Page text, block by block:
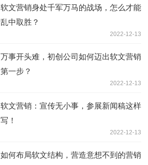
软文营销身处千军万马的战场，怎么才能
乱中取胜？
2022-12-13
万事开头难，初创公司如何迈出软文营销
第一步？
2022-12-13
软文营销：宣传无小事，参展新闻稿这样
写！
2022-12-13
如何布局软文结构，营造意想不到的营销